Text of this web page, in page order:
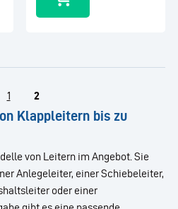
1 2
Klappleitern bis zu
von Leitern im Angebot. Sie
Anlegeleiter, einer Schiebeleiter,
oder einer